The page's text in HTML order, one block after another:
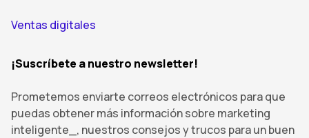
Ventas digitales
¡Suscríbete a nuestro newsletter!
Prometemos enviarte correos electrónicos para que
puedas obtener más información sobre marketing
inteligente_, nuestros consejos y trucos para un buen